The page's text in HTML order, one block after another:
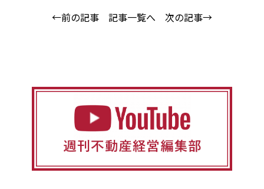
←前の記事 記事一覧へ 次の記事→